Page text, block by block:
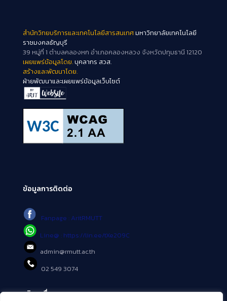
สำนักวิทยบริการและเทคโนโลยีสารสนเทศมหาวิทยาลัยเทคโนโลยี
ราชมงคลธัญบุรี
39 หมู่ที่ 1 ตำบลคลองหก อำเภอคลองหลวง จังหวัดปทุมธานี 12120
เผยแพร่ข้อมูลโดย.บุคลากร สวส.
สร้างและพัฒนาโดย.
ฝ่ายพัฒนาและเผยแพร่ข้อมูลเว็บไซต์
ข้อมูลการติดต่อ
Fanpage : AritRMUTT
Line@ : https://lin.ee/tXe209C
admin@rmutt.ac.th
02 549 3074
บริการอื่นๆ ของ สวส.